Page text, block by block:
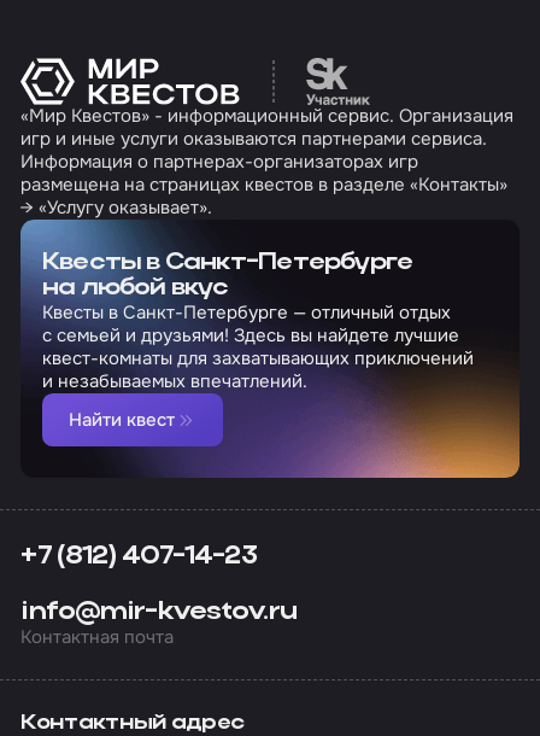
Перейти на сайт
«Мир Квестов» - информационный сервис. Организация
игр и иные услуги оказываются партнерами сервиса.
Информация о партнерах-организаторах игр
размещена на страницах квестов в разделе «Контакты»
→ «Услугу оказывает».
Квесты в Санкт-Петербурге
на любой вкус
Квесты в Санкт-Петербурге — отличный отдых
с семьей и друзьями! Здесь вы найдете лучшие
квест-комнаты для захватывающих приключений
и незабываемых впечатлений.
Найти квест
+7 (812) 407-14-23
info@mir-kvestov.ru
Контактная почта
Контактный адрес